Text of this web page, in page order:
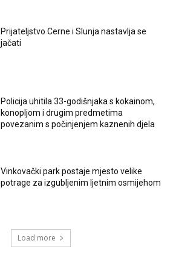
Prijateljstvo Cerne i Slunja nastavlja se
jačati
Policija uhitila 33-godišnjaka s kokainom,
konopljom i drugim predmetima
povezanim s počinjenjem kaznenih djela
Vinkovački park postaje mjesto velike
potrage za izgubljenim ljetnim osmijehom
Load more